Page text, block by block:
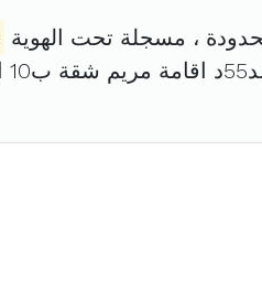
، مسجلة تحت الهوية